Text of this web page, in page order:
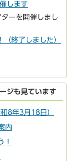
します
ーを開催しまし
終了しました）
ジも見ています
8年3月18日）
内
！